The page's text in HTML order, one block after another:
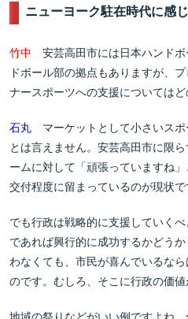
ニューヨーク駐在時代に感
竹中 安芸高田市には日本ハンド
ドボール部の拠点もありますが、
ナースポーツへの支援についてはど
石丸 マーケットとして小さいス
とは言えません。安芸高田市に限
ームに対して「頑張っていますね
交付程度に留まっているのが現状で
でも行政は戦略的に支援していく
であれば興行的に成功するかどう
わなくても、市民が喜んでいるな
のです。むしろ、そこに行政の価値
地域の祭りなどがいい例ですよね